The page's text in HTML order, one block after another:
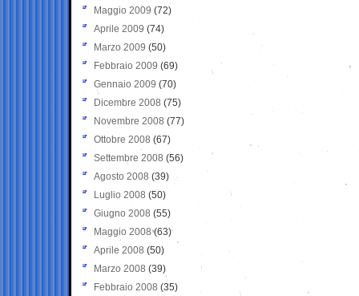
Maggio 2009 (72)
Aprile 2009 (74)
Marzo 2009 (50)
Febbraio 2009 (69)
Gennaio 2009 (70)
Dicembre 2008 (75)
Novembre 2008 (77)
Ottobre 2008 (67)
Settembre 2008 (56)
Agosto 2008 (39)
Luglio 2008 (50)
Giugno 2008 (55)
Maggio 2008(63)
Aprile 2008 (50)
Marzo 2008 (39)
Febbraio 2008 (35)